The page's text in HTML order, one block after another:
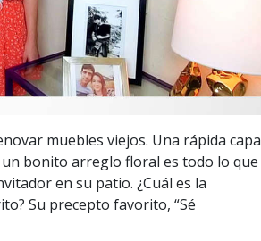
muebles viejos. Una rápida capa
bonito arreglo floral es todo lo que
en su patio. ¿Cuál es la
Su precepto favorito, “Sé